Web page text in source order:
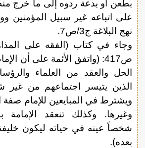
بطعن أو بدعة ردوه إلى ما خرج
على اتباعه غير سبيل المؤمنين
نهج البلاغة ج3/ص7.
ص417: (واتفق الأئمة على أن
الحل والعقد من العلماء
الذين يتيسر اجتماعهم من
ويشترط في المبايعين للإمام
وغيرها. وكذلك تنعقد الإمامة
شخصاً عينه في حياته ليكون
بعده).